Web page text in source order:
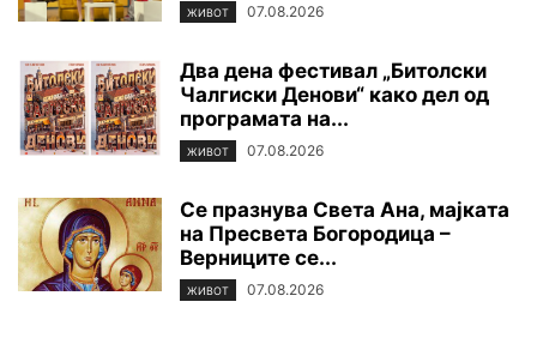
ЖИВОТ 07.08.2026
Два дена фестивал „Битолски
Чалгиски Денови“ како дел од
програмата на...
ЖИВОТ 07.08.2026
Се празнува Света Ана, мајката
на Пресвета Богородица –
Верниците се...
ЖИВОТ 07.08.2026